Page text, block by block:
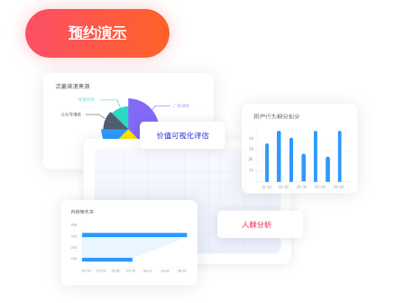
预约演示